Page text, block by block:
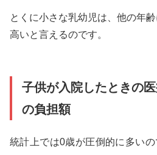
とくに小さな乳幼児は、他の年
高いと言えるのです。
子供が入院したときの
の負担額
統計上では0歳が圧倒的に多い